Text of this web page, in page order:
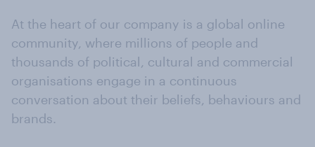
At the heart of our company is a global online
community, where millions of people and
thousands of political, cultural and commercial
organisations engage in a continuous
conversation about their beliefs, behaviours and
brands.